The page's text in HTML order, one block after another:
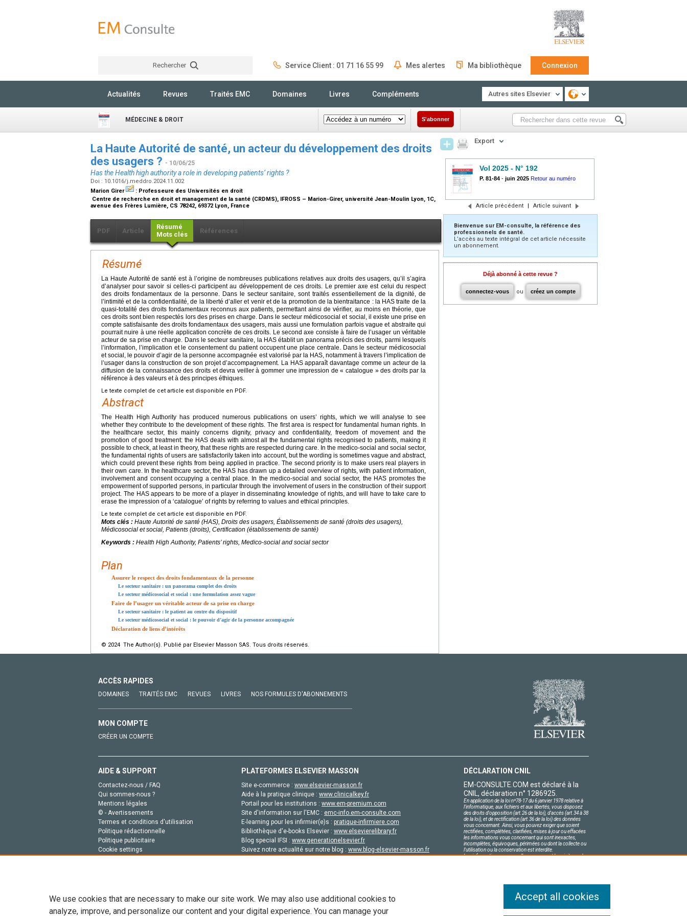
Rechercher Service Client : 01 71 16 55 99 Mes alertes Ma bibliothèque Connexion
Actualités Revues Traités EMC Domaines Livres Compléments Autres sites Elsevier
MÉDECINE & DROIT S'abonner
La Haute Autorité de santé, un acteur du développement des droits
des usagers ? - 10/06/25
Has the Health high authority a role in developing patients’ rights ?
Doi : 10.1016/j.meddro.2024.11.002
Marion Girer
: Professeure des Universités en droit
Centre de recherche en droit et management de la santé (CRDMS), IFROSS – Marion-Girer, université Jean-Moulin Lyon, 1C,
avenue des Frères Lumière, CS 78242, 69372 Lyon, France
PDF Article
Résumé
Mots clés
Références
Résumé
La Haute Autorité de santé est à l’origine de nombreuses publications relatives aux droits des usagers, qu’il s’agira
d’analyser pour savoir si celles-ci participent au développement de ces droits. Le premier axe est celui du respect
des droits fondamentaux de la personne. Dans le secteur sanitaire, sont traités essentiellement de la dignité, de
l’intimité et de la confidentialité, de la liberté d’aller et venir et de la promotion de la bientraitance : la HAS traite de la
quasi-totalité des droits fondamentaux reconnus aux patients, permettant ainsi de vérifier, au moins en théorie, que
ces droits sont bien respectés lors des prises en charge. Dans le secteur médicosocial et social, il existe une prise en
compte satisfaisante des droits fondamentaux des usagers, mais aussi une formulation parfois vague et abstraite qui
pourrait nuire à une réelle application concrète de ces droits. Le second axe consiste à faire de l’usager un véritable
acteur de sa prise en charge. Dans le secteur sanitaire, la HAS établit un panorama précis des droits, parmi lesquels
l’information, l’implication et le consentement du patient occupent une place centrale. Dans le secteur médicosocial
et social, le pouvoir d’agir de la personne accompagnée est valorisé par la HAS, notamment à travers l’implication de
l’usager dans la construction de son projet d’accompagnement. La HAS apparaît davantage comme un acteur de la
diffusion de la connaissance des droits et devra veiller à gommer une impression de « catalogue » des droits par la
référence à des valeurs et à des principes éthiques.
Le texte complet de cet article est disponible en PDF.
Abstract
The Health High Authority has produced numerous publications on users’ rights, which we will analyse to see
whether they contribute to the development of these rights. The first area is respect for fundamental human rights. In
the healthcare sector, this mainly concerns dignity, privacy and confidentiality, freedom of movement and the
promotion of good treatment: the HAS deals with almost all the fundamental rights recognised to patients, making it
possible to check, at least in theory, that these rights are respected during care. In the medico-social and social sector,
the fundamental rights of users are satisfactorily taken into account, but the wording is sometimes vague and abstract,
which could prevent these rights from being applied in practice. The second priority is to make users real players in
their own care. In the healthcare sector, the HAS has drawn up a detailed overview of rights, with patient information,
involvement and consent occupying a central place. In the medico-social and social sector, the HAS promotes the
empowerment of supported persons, in particular through the involvement of users in the construction of their support
project. The HAS appears to be more of a player in disseminating knowledge of rights, and will have to take care to
erase the impression of a ‘catalogue’ of rights by referring to values and ethical principles.
Le texte complet de cet article est disponible en PDF.
Mots clés : Haute Autorité de santé (HAS), Droits des usagers, Établissements de santé (droits des usagers),
Médicosocial et social, Patients (droits), Certification (établissements de santé)
Keywords : Health High Authority, Patients’ rights, Medico-social and social sector
Plan
Assurer le respect des droits fondamentaux de la personne
Le secteur sanitaire : un panorama complet des droits
Le secteur médicosocial et social : une formulation assez vague
Faire de l’usager un véritable acteur de sa prise en charge
Le secteur sanitaire : le patient au centre du dispositif
Le secteur médicosocial et social : le pouvoir d’agir de la personne accompagnée
Déclaration de liens d’intérêts
© 2024 The Author(s). Publié par Elsevier Masson SAS. Tous droits réservés.
Export
Vol 2025 - N° 192
P. 81-84 - juin 2025 Retour au numéro
Article précédent | Article suivant
Bienvenue sur EM-consulte, la référence des
professionnels de santé.
L’accès au texte intégral de cet article nécessite
un abonnement.
Déjà abonné à cette revue ?
connectez-vous ou créez un compte
ACCÈS RAPIDES
DOMAINES TRAITÉS EMC REVUES LIVRES NOS FORMULES D'ABONNEMENTS
MON COMPTE
CRÉER UN COMPTE
AIDE & SUPPORT
Contactez-nous / FAQ
Qui sommes-nous ?
Mentions légales
© - Avertissements
Termes et conditions d'utilisation
Politique rédactionnelle
Politique publicitaire
Cookie settings
PLATEFORMES ELSEVIER MASSON
Site e-commerce : www.elsevier-masson.fr
Aide à la pratique clinique : www.clinicalkey.fr
Portail pour les institutions : www.em-premium.com
Site d'information sur l'EMC : emc-info.em-consulte.com
E-learning pour les infirmier(e)s : pratique-infirmiere.com
Bibliothèque d'e-books Elsevier : www.elsevierelibrary.fr
Blog special IFSI : www.generationelsevier.fr
Suivez notre actualité sur notre blog : www.blog-elsevier-masson.fr
DÉCLARATION CNIL
EM-CONSULTE.COM est déclaré à la
CNIL, déclaration n° 1286925.
En application de la loi nº78-17 du 6 janvier 1978 relative à
l'informatique, aux fichiers et aux libertés, vous disposez
des droits d'opposition (art.26 de la loi), d'accès (art.34 à 38
de la loi), et de rectification (art.36 de la loi) des données
vous concernant. Ainsi, vous pouvez exiger que soient
rectifiées, complétées, clarifiées, mises à jour ou effacées
les informations vous concernant qui sont inexactes,
incomplètes, équivoques, périmées ou dont la collecte ou
l'utilisation ou la conservation est interdite.
Les informations personnelles concernant les visiteurs de
We use cookies that are necessary to make our site work. We may also use additional cookies to
analyze, improve, and personalize our content and your digital experience. You can manage your
Accept all cookies